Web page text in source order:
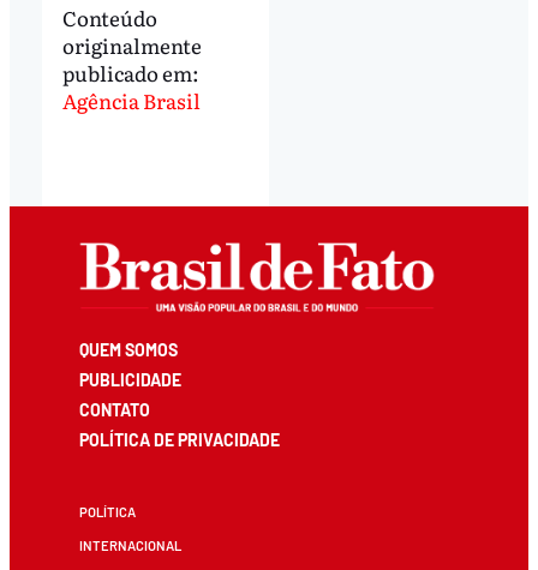
Conteúdo
originalmente
publicado em:
Agência Brasil
QUEM SOMOS
PUBLICIDADE
CONTATO
POLÍTICA DE PRIVACIDADE
POLÍTICA
INTERNACIONAL